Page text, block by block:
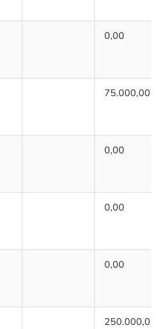
0,00
75.000,00
0,00
0,00
0,00
250.000,00